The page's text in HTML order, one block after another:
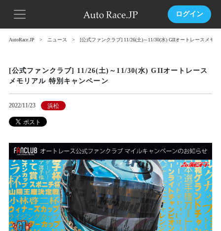
ログイン
AutoRace.JP ニュース [公式ファンクラブ] 11/26(土)～11/30(水) GIIオートレースメモ
[公式ファンクラブ] 11/26(土)～11/30(水) GIIオートレース
メモリアル 特別キャンペーン
2022/11/23 浜松